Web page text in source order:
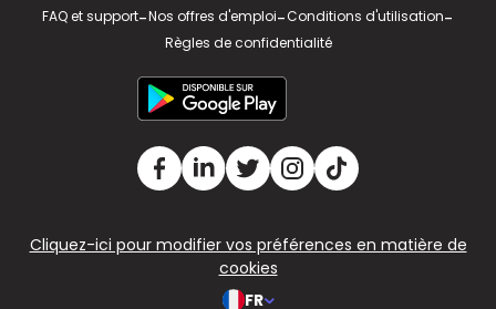
FAQ et support-Nos offres d'emploi-Conditions d'utilisation-
Règles de confidentialité
Cliquez-ici pour modifier vos préférences en matière de
cookies
FR